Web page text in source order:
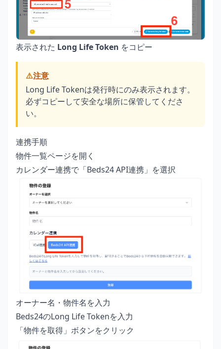
表示された Long Life Token をコピー
⚠️注意
Long Life Tokenは発行時にのみ表示されます。
必ずコピーして安全な場所に保管してくださ
い。
連携手順
物件一覧ページを開く
カレンダー連携で「Beds24 API連携」を選択
オーナー名・物件名を入力
Beds24のLong Life Tokenを入力
「物件を取得」ボタンをクリック